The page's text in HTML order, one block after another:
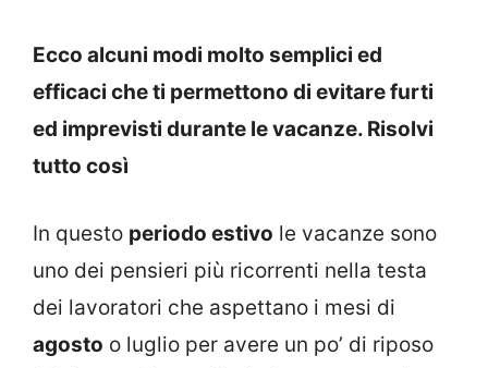
Ecco alcuni modi molto semplici ed
efficaci che ti permettono di evitare furti
ed imprevisti durante le vacanze. Risolvi
tutto così
In questo periodo estivo le vacanze sono
uno dei pensieri più ricorrenti nella testa
dei lavoratori che aspettano i mesi di
agosto o luglio per avere un po’ di riposo